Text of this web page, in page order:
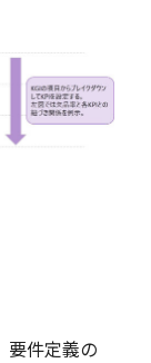
要件定義の